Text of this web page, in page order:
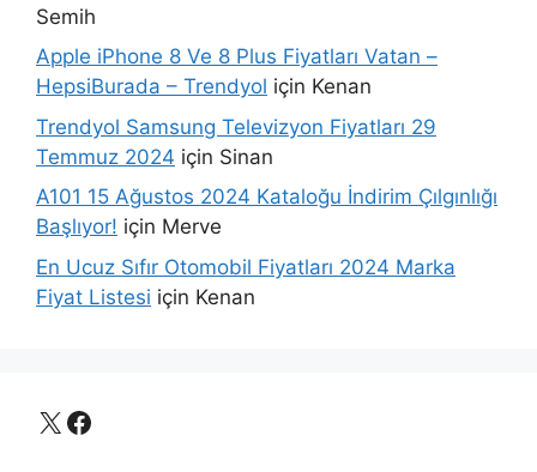
Semih
Apple iPhone 8 Ve 8 Plus Fiyatları Vatan –
HepsiBurada – Trendyol için Kenan
Trendyol Samsung Televizyon Fiyatları 29
Temmuz 2024 için Sinan
A101 15 Ağustos 2024 Kataloğu İndirim Çılgınlığı
Başlıyor! için Merve
En Ucuz Sıfır Otomobil Fiyatları 2024 Marka
Fiyat Listesi için Kenan
X Facebook